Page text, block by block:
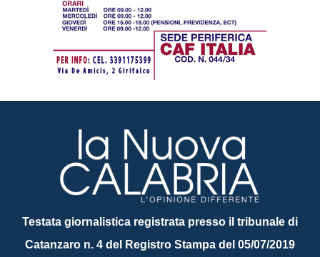
Testata giornalistica registrata presso il tribunale di
Catanzaro n. 4 del Registro Stampa del 05/07/2019